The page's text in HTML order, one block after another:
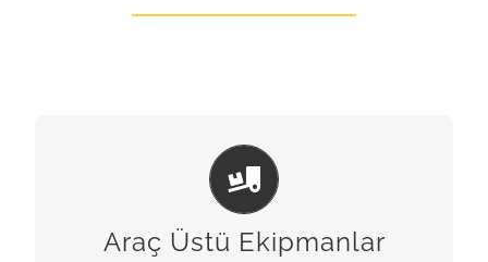
Araç Üstü Ekipmanlar
ARAÇ ÜSTÜ EKIPMANLAR